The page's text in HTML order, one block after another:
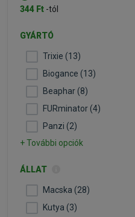
344 Ft -tól
GYÁRTÓ
Trixie (13)
Biogance (13)
Beaphar (8)
FURminator (4)
Panzi (2)
+ További opciók
ÁLLAT
Macska (28)
Kutya (3)